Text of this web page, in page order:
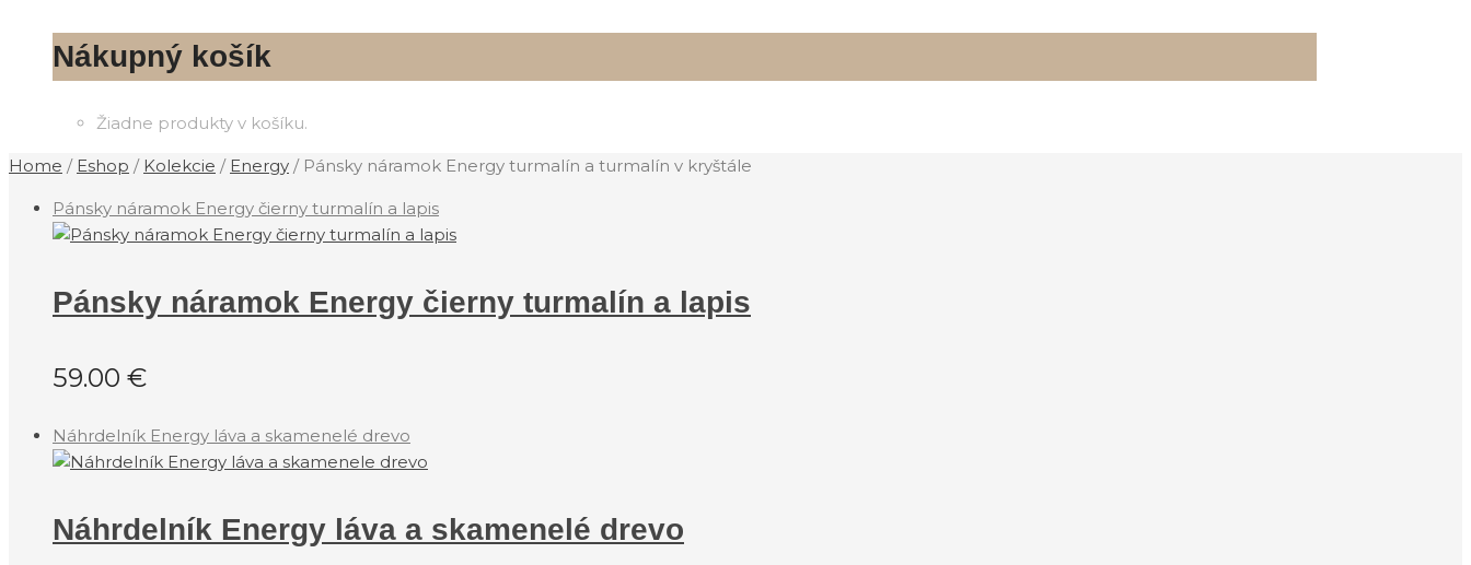
Nákupný košík
Žiadne produkty v košíku.
Home / Eshop / Kolekcie / ‎Energy / Pánsky náramok Energy turmalín a turmalín v kryštále
Pánsky náramok Energy čierny turmalín a lapis
Pánsky náramok Energy čierny turmalín a lapis
59.00 €
Náhrdelník Energy láva a skamenelé drevo
Náhrdelník Energy láva a skamenelé drevo